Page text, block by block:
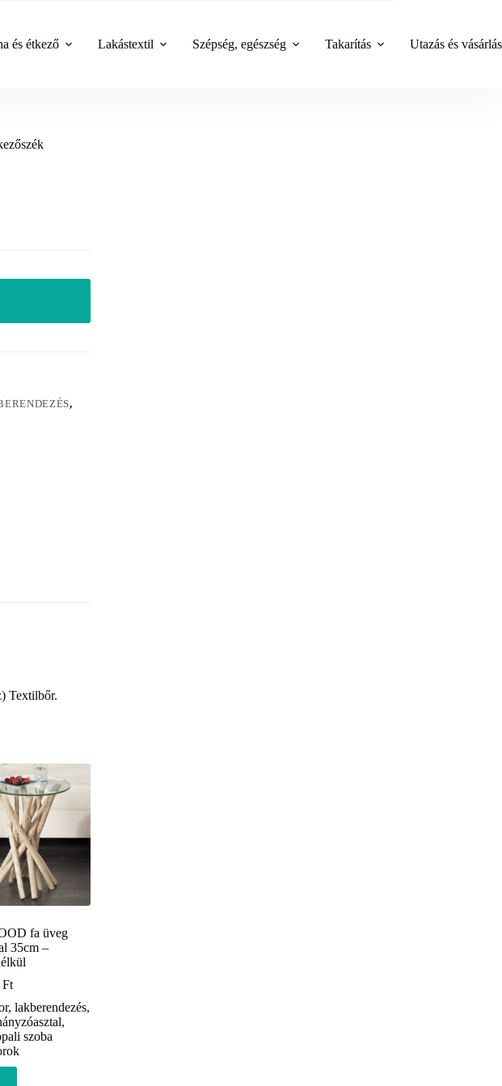
és étkező Lakástextil Szépség, egészség Takarítás Utazás és vásárlás
,
Textilbőr.
fa üveg
35cm –
Ft
lakberendezés,
,
szoba